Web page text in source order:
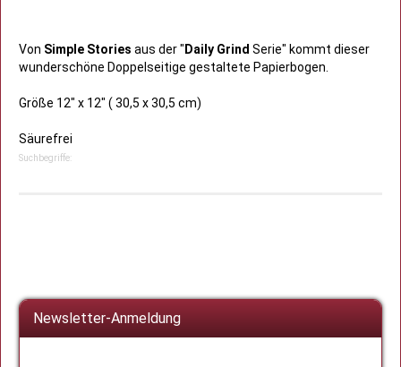
Von Simple Stories aus der " Daily Grind Serie" kommt dieser
wunderschöne Doppelseitige gestaltete Papierbogen.
Größe 12" x 12" ( 30,5 x 30,5 cm)
Säurefrei
Suchbegriffe:
Newsletter-Anmeldung